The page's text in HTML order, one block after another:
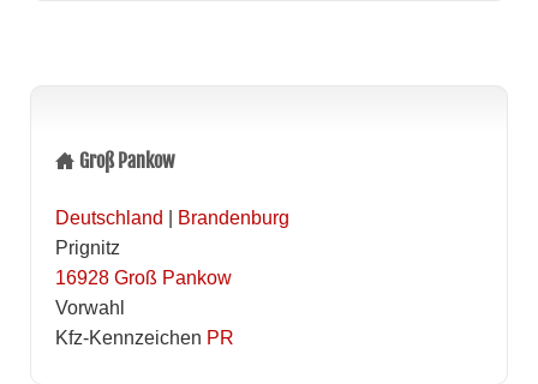
Groß Pankow
Deutschland | Brandenburg
Prignitz
16928 Groß Pankow
Vorwahl
Kfz-Kennzeichen PR